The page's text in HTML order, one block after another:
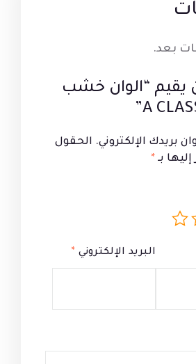
بعد.
يقيم “الوان خشب
بريدك الإلكتروني. الحقول
بـ *
البريد الإلكتروني *